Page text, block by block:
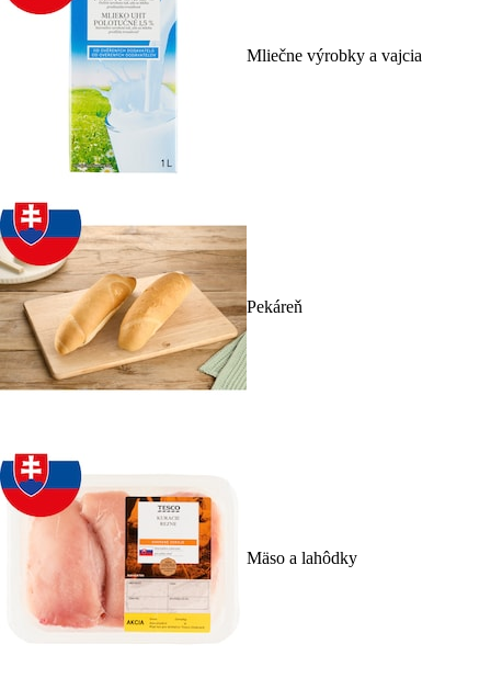
Mliečne výrobky a vajcia
Pekáreň
Mäso a lahôdky